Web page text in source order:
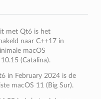
met Qt6 is het
naar C++17 in
macOS
(Catalina).
in February 2024 is de
macOS 11 (Big Sur).